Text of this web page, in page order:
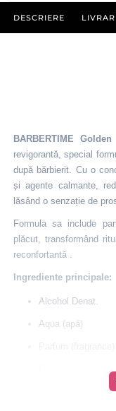
DESCRIERE
BARBERTIME
revigorantă, special
după bărbierit. Cu o
și agente calmante,
lăsând o senzație de
Formula sa include
plăcut, transformând
reconfortantă
Ingrediente principale:
Alcohol Denat.
Aqua (apă)